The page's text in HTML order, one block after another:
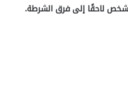
لاحقًا إلى فرق الشرطة.